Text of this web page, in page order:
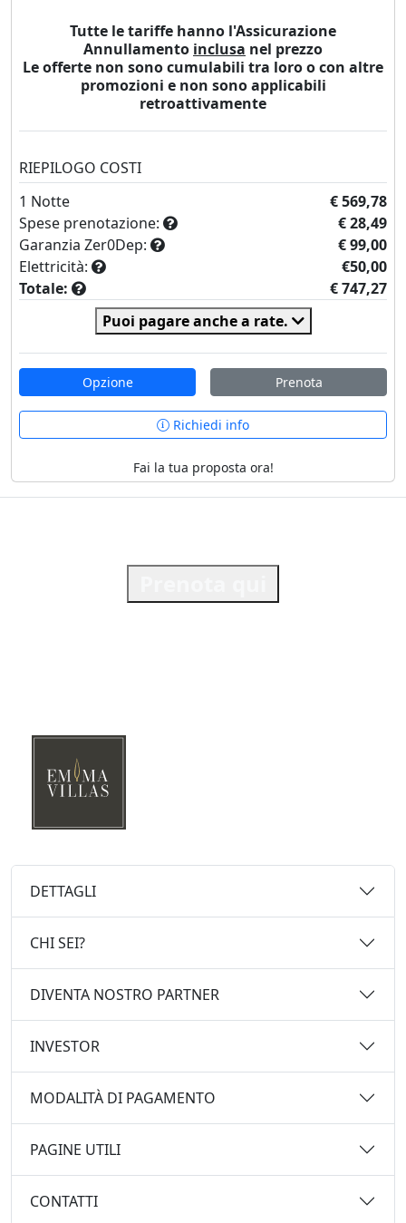
Tutte le tariffe hanno l'Assicurazione
Annullamento inclusa nel prezzo
Le offerte non sono cumulabili tra loro o con altre
promozioni e non sono applicabili
retroattivamente
RIEPILOGO COSTI
1 Notte
€ 569,78
Spese prenotazione:
€ 28,49
Garanzia Zer0Dep:
€ 99,00
Elettricità:
€50,00
Totale:
€ 747,27
Puoi pagare anche a rate.
Opzione Prenota
Richiedi info
Fai la tua proposta ora!
DETTAGLI
CHI SEI?
DIVENTA NOSTRO PARTNER
INVESTOR
MODALITÀ DI PAGAMENTO
PAGINE UTILI
CONTATTI